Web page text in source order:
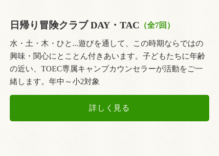
日帰り冒険クラブ DAY・TAC （全7回）
水・土・木・ひと...遊びを通して、この時期ならではの
興味・関心にとことん付きあいます。子どもたちに年齢
の近い、TOEC専属キャンプカウンセラーが活動をご一
緒します。年中～小2対象
詳しく見る